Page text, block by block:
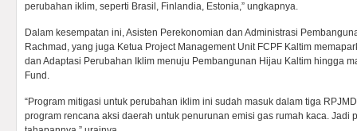
perubahan iklim, seperti Brasil, Finlandia, Estonia,” ungkapnya.
Dalam kesempatan ini, Asisten Perekonomian dan Administrasi
Rachmad, yang juga Ketua Project Management Unit FCPF Kaltim
dan Adaptasi Perubahan Iklim menuju Pembangunan Hijau Kaltim hingga
Fund.
“Program mitigasi untuk perubahan iklim ini sudah masuk dalam tiga
program rencana aksi daerah untuk penurunan emisi gas rumah kaca. Jadi